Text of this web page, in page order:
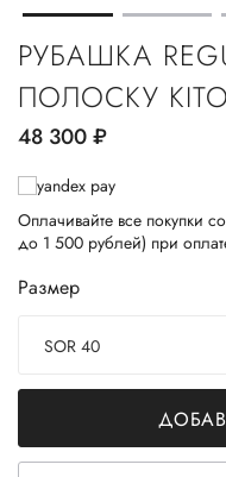
РУБАШКА
ПОЛОСКУ
48 300руб.
Оплачивайте все покупки
до 1 500 рублей) при
Размер
SOR 40